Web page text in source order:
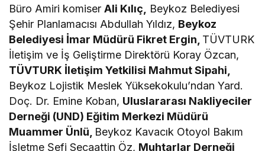
Büro Amiri komiserAli Kılıç,
Beykoz Belediyesi
Şehir Planlamacısı Abdullah Yıldız, Beykoz
Belediyesi İmar Müdürü Fikret Ergin, TÜVTURK
İletişim ve İş Geliştirme Direktörü Koray Özcan,
TÜVTURK İletişim Yetkilisi Mahmut Sipahi,
Beykoz Lojistik Meslek Yüksekokulu’ndan Yard.
Doç. Dr. Emine Koban, Uluslararası Nakliyeciler
Derneği (UND) Eğitim Merkezi Müdürü
Muammer Ünlü, Beykoz Kavacık Otoyol Bakım
İşletme Şefi Secaattin Öz, Muhtarlar Derneği